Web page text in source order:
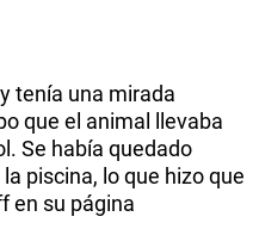
tenía una mirada
que el animal llevaba
Se había quedado
piscina, lo que hizo que
en su página